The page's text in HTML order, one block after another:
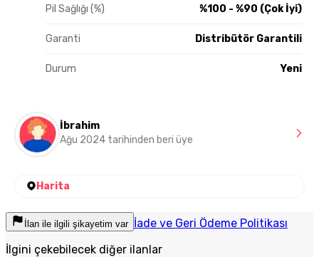
Pil Sağlığı (%) %100 - %90 (Çok İyi)
Garanti Distribütör Garantili
Durum Yeni
İbrahim
Ağu 2024 tarihinden beri üye
Harita
İlan ile ilgili şikayetim var İade ve Geri Ödeme Politikası
İlgini çekebilecek diğer ilanlar